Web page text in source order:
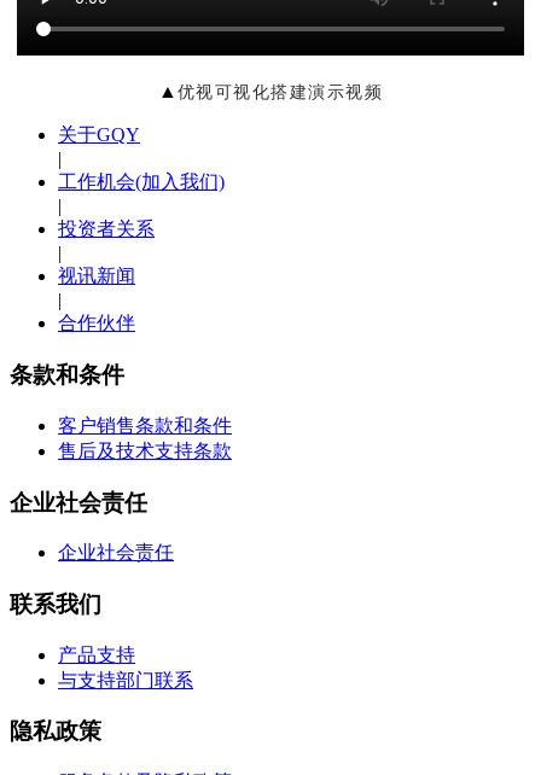
▲ 优视可视化搭建演示视频
关于GQY
|
工作机会(加入我们)
|
投资者关系
|
视讯新闻
|
合作伙伴
条款和条件
客户销售条款和条件
售后及技术支持条款
企业社会责任
企业社会责任
联系我们
产品支持
与支持部门联系
隐私政策